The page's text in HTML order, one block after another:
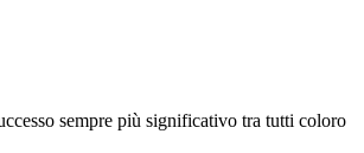
sempre più significativo tra tutti coloro